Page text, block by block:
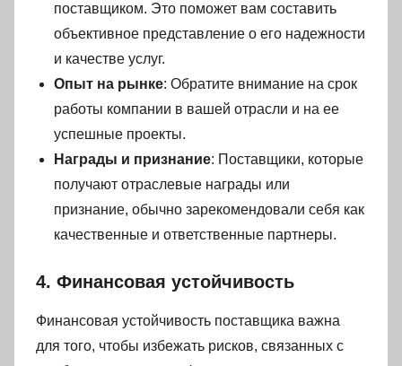
поставщиком. Это поможет вам составить
объективное представление о его надежности
и качестве услуг.
Опыт на рынке: Обратите внимание на срок
работы компании в вашей отрасли и на ее
успешные проекты.
Награды и признание: Поставщики, которые
получают отраслевые награды или
признание, обычно зарекомендовали себя как
качественные и ответственные партнеры.
4. Финансовая устойчивость
Финансовая устойчивость поставщика важна
для того, чтобы избежать рисков, связанных с